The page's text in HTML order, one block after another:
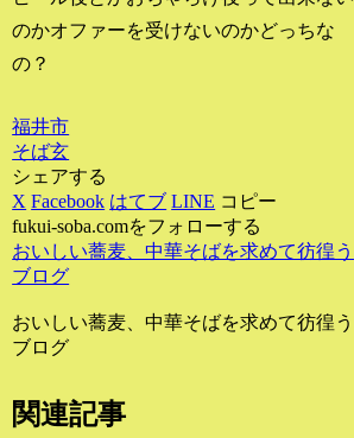
のかオファーを受けないのかどっちな
の？
福井市
そば玄
シェアする
X Facebook はてブ LINE コピー
fukui-soba.comをフォローする
おいしい蕎麦、中華そばを求めて彷徨う
ブログ
おいしい蕎麦、中華そばを求めて彷徨う
ブログ
関連記事